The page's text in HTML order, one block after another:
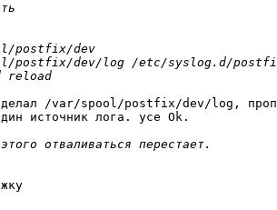
/var/spool/postfix/dev/log,
источник лога. усе Ok.